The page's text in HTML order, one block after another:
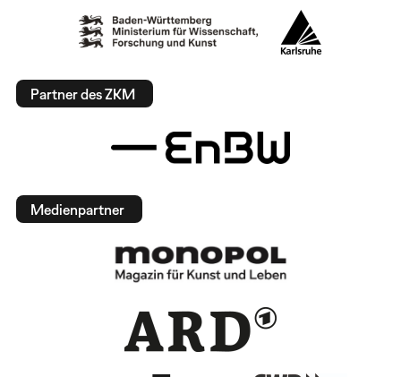
Partner des ZKM
Medienpartner